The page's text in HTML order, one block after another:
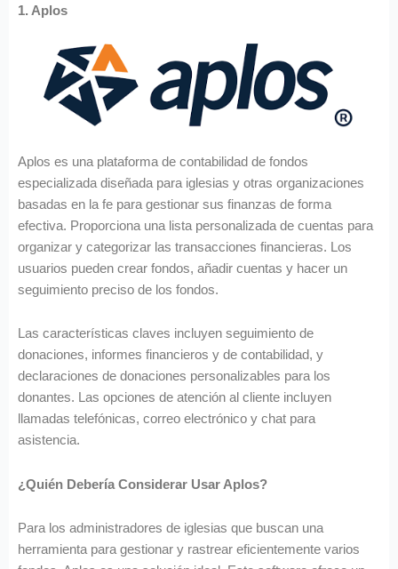
1. Aplos
Aplos es una plataforma de contabilidad de fondos
especializada diseñada para iglesias y otras organizaciones
basadas en la fe para gestionar sus finanzas de forma
efectiva. Proporciona una lista personalizada de cuentas para
organizar y categorizar las transacciones financieras. Los
usuarios pueden crear fondos, añadir cuentas y hacer un
seguimiento preciso de los fondos.
Las características claves incluyen seguimiento de
donaciones, informes financieros y de contabilidad, y
declaraciones de donaciones personalizables para los
donantes. Las opciones de atención al cliente incluyen
llamadas telefónicas, correo electrónico y chat para
asistencia.
¿Quién Debería Considerar Usar Aplos?
Para los administradores de iglesias que buscan una
herramienta para gestionar y rastrear eficientemente varios